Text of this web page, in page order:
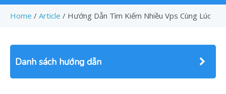
Home / Article / Hướng Dẫn Tìm Kiếm Nhiều Vps Cùng Lúc
Danh sách hướng dẫn